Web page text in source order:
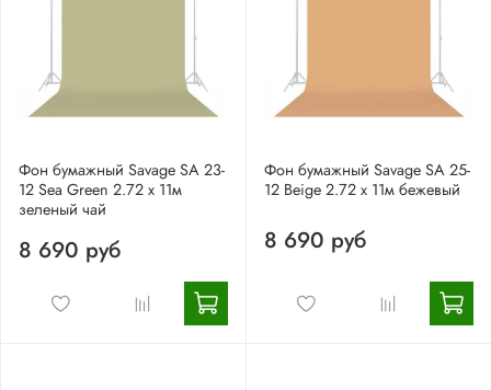
Фон бумажный Savage SA 23-
12 Sea Green 2.72 x 11м
зеленый чай
8 690 руб
Фон бумажный Savage SA 25-
12 Beige 2.72 x 11м бежевый
8 690 руб